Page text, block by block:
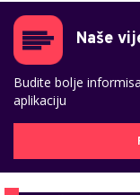
Naše
Budite bolje
aplikaciju